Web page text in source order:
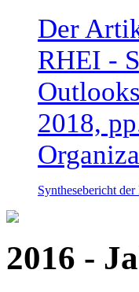
Der
RHEI -
2018,
Synthesebericht
2016 -